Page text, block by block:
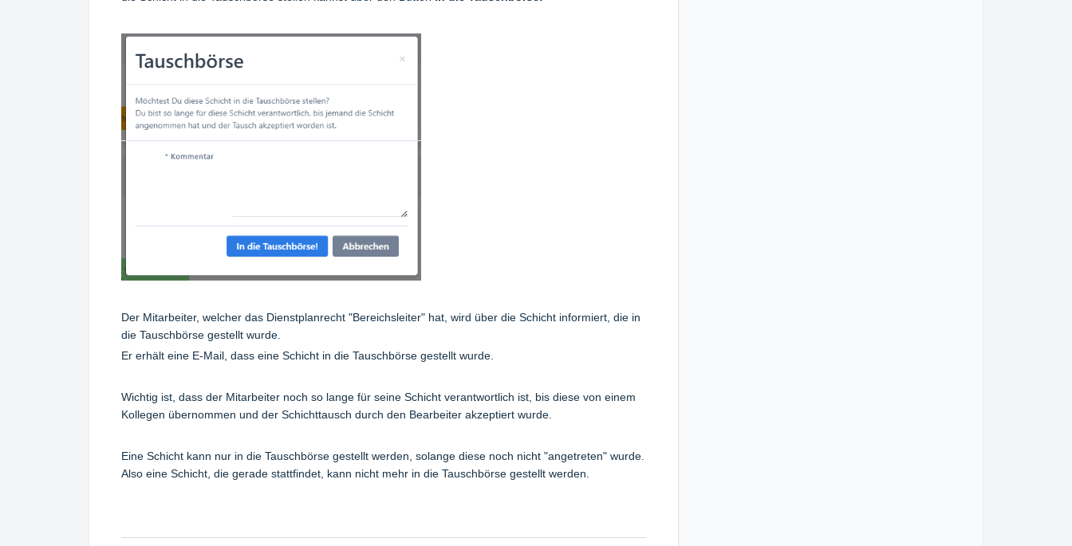
Der Mitarbeiter, welcher das Dienstplanrecht "Bereichsleiter" hat, wird über die Schicht informiert, die in
die Tauschbörse gestellt wurde.
Er erhält eine E-Mail, dass eine Schicht in die Tauschbörse gestellt wurde.
Wichtig ist, dass der Mitarbeiter noch so lange für seine Schicht verantwortlich ist, bis diese von einem
Kollegen übernommen und der Schichttausch durch den Bearbeiter akzeptiert wurde.
Eine Schicht kann nur in die Tauschbörse gestellt werden, solange diese noch nicht "angetreten" wurde.
Also eine Schicht, die gerade stattfindet, kann nicht mehr in die Tauschbörse gestellt werden.